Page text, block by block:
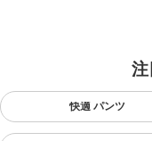
注
快適 パンツ